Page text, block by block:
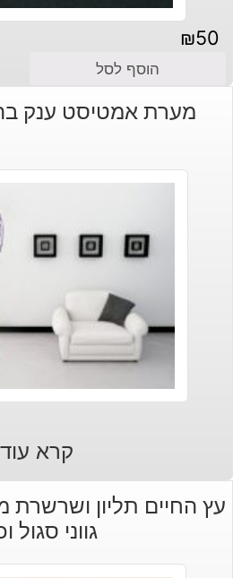
₪50
הוסף לסל
מערת אמטיסט ענק
קרא עוד
עץ החיים תליון
גווני סגול